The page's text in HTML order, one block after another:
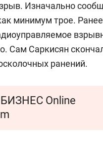
Изначально
минимум трое.
Сам Саркисян
ранений.
Online